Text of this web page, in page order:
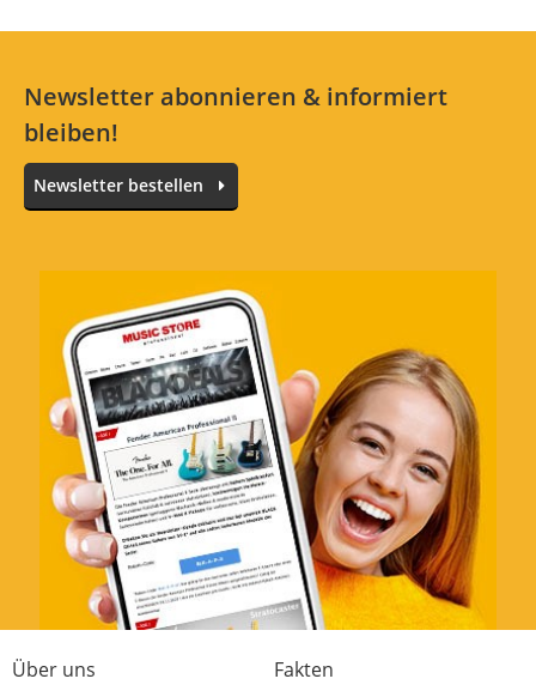
Spezielles Granulat für Vector Spark Up!,
15 Minuten Effekt
44,00 €
Sofort lieferbar
Newsletter abonnieren & informiert
bleiben!
Newsletter bestellen
Über uns
Fakten